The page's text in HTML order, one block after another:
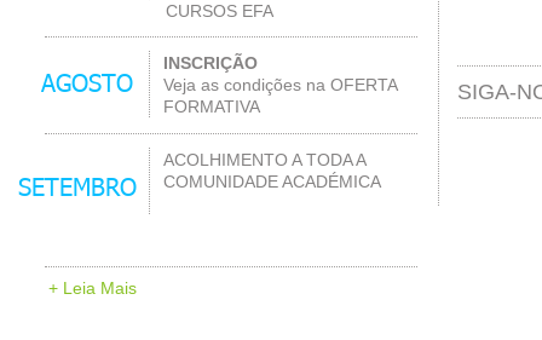
CURSOS EFA
AGOSTO
INSCRIÇÃO
Veja as condições na OFERTA
FORMATIVA
SETEMBRO
ACOLHIMENTO A TODA A
COMUNIDADE ACADÉMICA
SIGA-
+ Leia Mais